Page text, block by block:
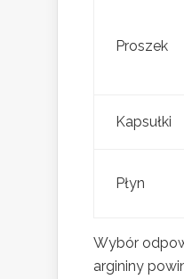
Proszek
Kapsułki
Płyn
Wybór
argininy